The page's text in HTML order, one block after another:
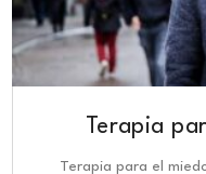
Terapia
Terapia para el